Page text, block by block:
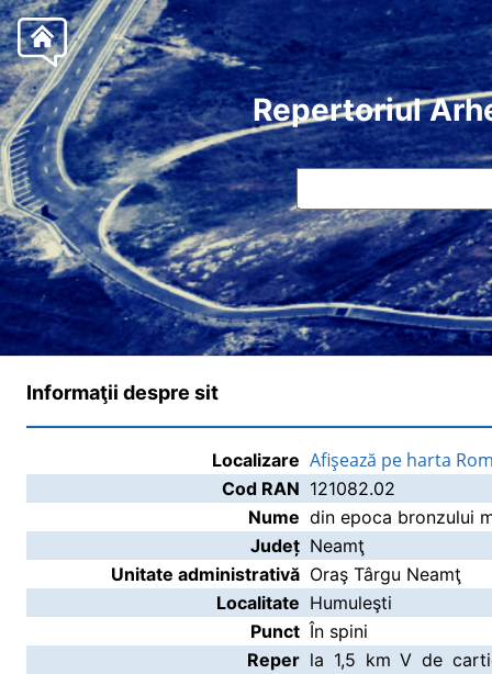
Repertoriul
Informaţii despre sit
Localizare Afişează pe harta
Cod RAN 121082.02
Nume din epoca bronzului
Județ Neamţ
Unitate administrativă Oraş Târgu Neamţ
Localitate Humuleşti
Punct În spini
Reper la 1,5 km V de